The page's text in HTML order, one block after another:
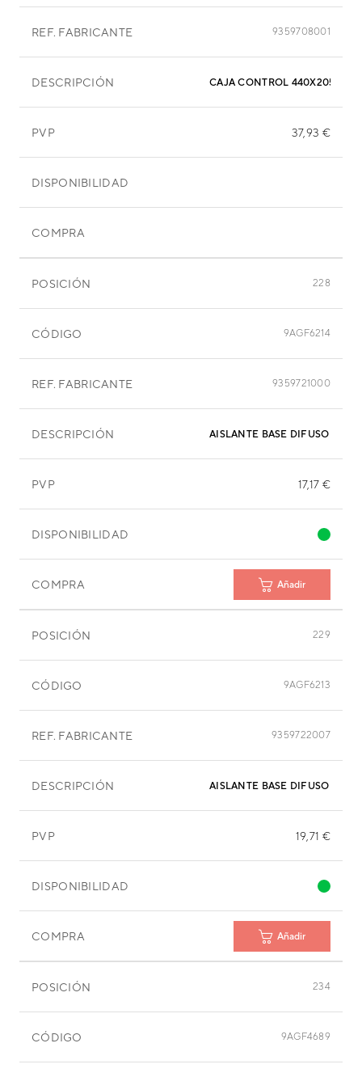
REF. FABRICANTE 9359708001
DESCRIPCIÓN CAJA CONTROL 440X205X50
PVP 37,93 €
DISPONIBILIDAD
COMPRA
POSICIÓN 228
CÓDIGO 9AGF6214
REF. FABRICANTE 9359721000
DESCRIPCIÓN AISLANTE BASE DIFUSOR
PVP 17,17 €
DISPONIBILIDAD
COMPRA Añadir
POSICIÓN 229
CÓDIGO 9AGF6213
REF. FABRICANTE 9359722007
DESCRIPCIÓN AISLANTE BASE DIFUSOR
PVP 19,71 €
DISPONIBILIDAD
COMPRA Añadir
POSICIÓN 234
CÓDIGO 9AGF4689